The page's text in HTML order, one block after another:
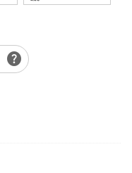
help